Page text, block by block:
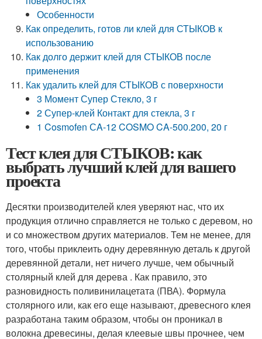
Особенности
Как определить, готов ли клей для СТЫКОВ к
использованию
Как долго держит клей для СТЫКОВ после
применения
Как удалить клей для СТЫКОВ с поверхности
3 Момент Супер Стекло, 3 г
2 Супер-клей Контакт для стекла, 3 г
1 Cosmofen СA-12 COSMO CA-500.200, 20 г
Тест клея для СТЫКОВ: как
выбрать лучший клей для вашего
проекта
Десятки производителей клея уверяют нас, что их
продукция отлично справляется не только с деревом, но
и со множеством других материалов. Тем не менее, для
того, чтобы приклеить одну деревянную деталь к другой
деревянной детали, нет ничего лучше, чем обычный
столярный клей для дерева . Как правило, это
разновидность поливинилацетата (ПВА). Формула
столярного или, как его еще называют, древесного клея
разработана таким образом, чтобы он проникал в
волокна древесины, делая клеевые швы прочнее, чем